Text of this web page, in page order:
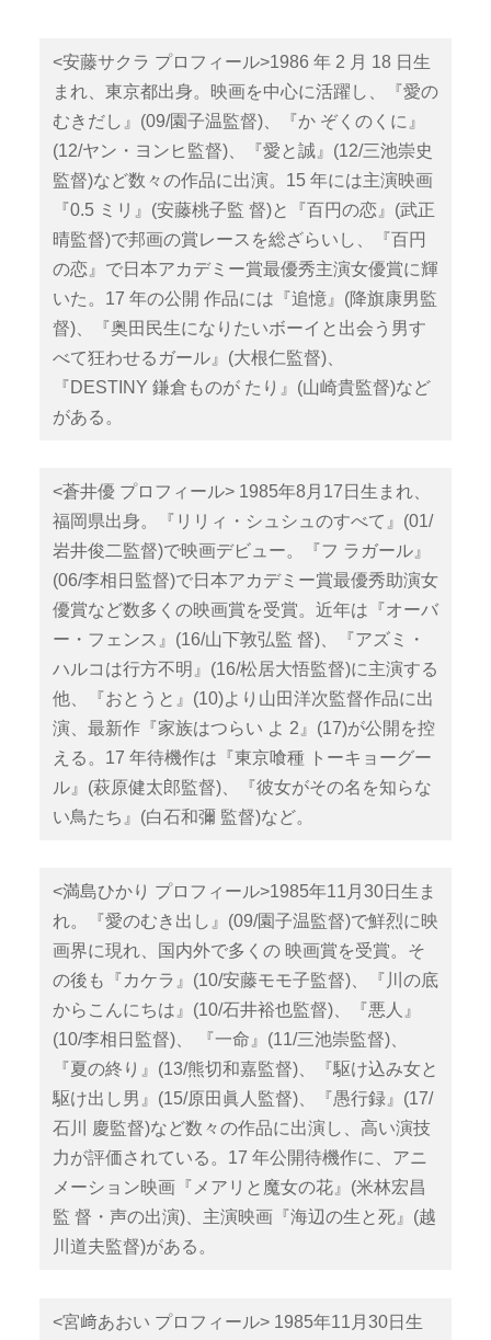
<安藤サクラ プロフィール>1986 年 2 月 18 日生
まれ、東京都出身。映画を中心に活躍し、『愛の
むきだし』(09/園子温監督)、『か ぞくのくに』
(12/ヤン・ヨンヒ監督)、『愛と誠』(12/三池崇史
監督)など数々の作品に出演。15 年には主演映画
『0.5 ミリ』(安藤桃子監 督)と『百円の恋』(武正
晴監督)で邦画の賞レースを総ざらいし、『百円
の恋』で日本アカデミー賞最優秀主演女優賞に輝
いた。17 年の公開 作品には『追憶』(降旗康男監
督)、『奥田⺠生になりたいボーイと出会う男す
べて狂わせるガール』(大根仁監督)、
『DESTINY 鎌倉ものが たり』(山崎貴監督)など
がある。
<蒼井優 プロフィール> 1985年8月17日生まれ、
福岡県出身。『リリィ・シュシュのすべて』(01/
岩井俊二監督)で映画デビュー。『フ ラガール』
(06/李相日監督)で日本アカデミー賞最優秀助演女
優賞など数多くの映画賞を受賞。近年は『オーバ
ー・フェンス』(16/山下敦弘監 督)、『アズミ・
ハルコは行方不明』(16/松居大悟監督)に主演する
他、『おとうと』(10)より山田洋次監督作品に出
演、最新作『家族はつらい よ 2』(17)が公開を控
える。17 年待機作は『東京喰種 トーキョーグー
ル』(萩原健太郎監督)、『彼女がその名を知らな
い鳥たち』(白石和彌 監督)など。
<満島ひかり プロフィール>1985年11月30日生ま
れ。『愛のむき出し』(09/園子温監督)で鮮烈に映
画界に現れ、国内外で多くの 映画賞を受賞。そ
の後も『カケラ』(10/安藤モモ子監督)、『川の底
からこんにちは』(10/石井裕也監督)、『悪人』
(10/李相日監督)、 『一命』(11/三池崇監督)、
『夏の終り』(13/熊切和嘉監督)、『駆け込み女と
駆け出し男』(15/原田眞人監督)、『愚行録』(17/
石川 慶監督)など数々の作品に出演し、高い演技
力が評価されている。17 年公開待機作に、アニ
メーション映画『メアリと魔女の花』(米林宏昌
監 督・声の出演)、主演映画『海辺の生と死』(越
川道夫監督)がある。
<宮﨑あおい プロフィール> 1985年11月30日生